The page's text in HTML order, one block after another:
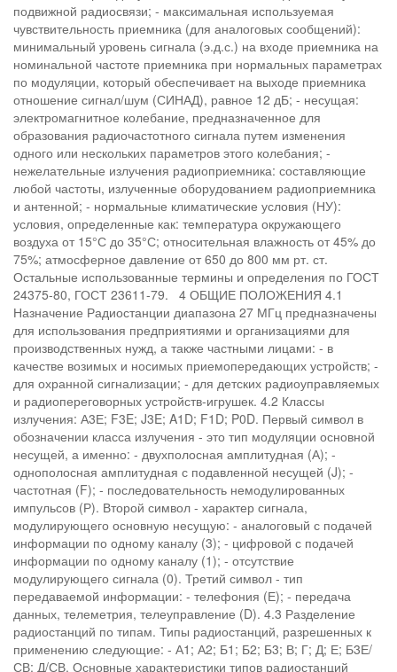
подвижной радиосвязи; - максимальная используемая
чувствительность приемника (для аналоговых сообщений):
минимальный уровень сигнала (э.д.с.) на входе приемника на
номинальной частоте приемника при нормальных параметрах
по модуляции, который обеспечивает на выходе приемника
отношение сигнал/шум (СИНАД), равное 12 дБ; - несущая:
электромагнитное колебание, предназначенное для
образования радиочастотного сигнала путем изменения
одного или нескольких параметров этого колебания; -
нежелательные излучения радиоприемника: составляющие
любой частоты, излученные оборудованием радиоприемника
и антенной; - нормальные климатические условия (НУ):
условия, определенные как: температура окружающего
воздуха от 15°С до 35°С; относительная влажность от 45% до
75%; атмосферное давление от 650 до 800 мм рт. ст.
Остальные использованные термины и определения по ГОСТ
24375-80, ГОСТ 23611-79. 4 ОБЩИЕ ПОЛОЖЕНИЯ 4.1
Назначение Радиостанции диапазона 27 МГц предназначены
для использования предприятиями и организациями для
производственных нужд, а также частными лицами: - в
качестве возимых и носимых приемопередающих устройств; -
для охранной сигнализации; - для детских радиоуправляемых
и радиопереговорных устройств-игрушек. 4.2 Классы
излучения: А3Е; F3E; J3E; A1D; F1D; P0D. Первый символ в
обозначении класса излучения - это тип модуляции основной
несущей, а именно: - двухполосная амплитудная (А); -
однополосная амплитудная с подавленной несущей (J); -
частотная (F); - последовательность немодулированных
импульсов (Р). Второй символ - характер сигнала,
модулирующего основную несущую: - аналоговый с подачей
информации по одному каналу (3); - цифровой с подачей
информации по одному каналу (1); - отсутствие
модулирующего сигнала (0). Третий символ - тип
передаваемой информации: - телефония (Е); - передача
данных, телеметрия, телеуправление (D). 4.3 Разделение
радиостанций по типам. Типы радиостанций, разрешенных к
применению следующие: - А1; А2; Б1; Б2; Б3; В; Г; Д; Е; Б3Е/
СВ; Д/СВ. Основные характеристики типов радиостанций